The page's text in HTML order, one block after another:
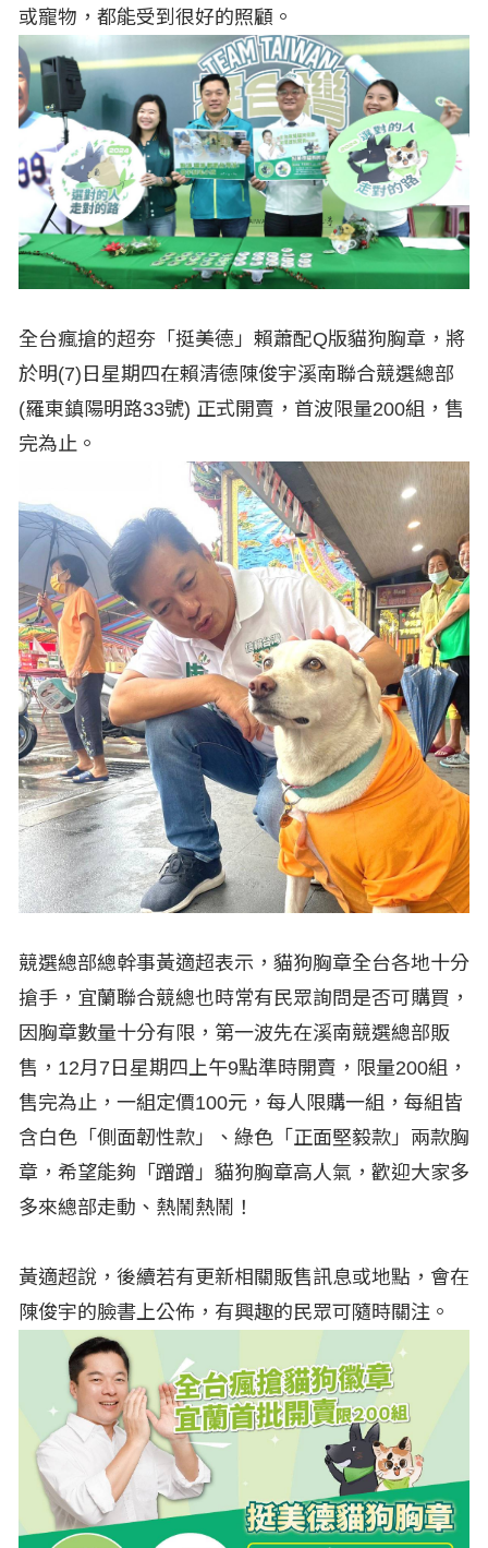
或寵物，都能受到很好的照顧。
全台瘋搶的超夯「挺美德」賴蕭配Q版貓狗胸章，將
於明(7)日星期四在賴清德陳俊宇溪南聯合競選總部
(羅東鎮陽明路33號) 正式開賣，首波限量200組，售
完為止。
競選總部總幹事黃適超表示，貓狗胸章全台各地十分
搶手，宜蘭聯合競總也時常有民眾詢問是否可購買，
因胸章數量十分有限，第一波先在溪南競選總部販
售，12月7日星期四上午9點準時開賣，限量200組，
售完為止，一組定價100元，每人限購一組，每組皆
含白色「側面韌性款」、綠色「正面堅毅款」兩款胸
章，希望能夠「蹭蹭」貓狗胸章高人氣，歡迎大家多
多來總部走動、熱鬧熱鬧！
黃適超說，後續若有更新相關販售訊息或地點，會在
陳俊宇的臉書上公佈，有興趣的民眾可隨時關注。